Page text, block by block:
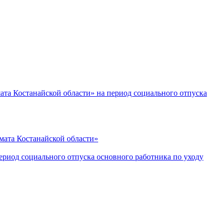
Костанайской области» на период социального отпуска
Костанайской области»
социального отпуска основного работника по уходу